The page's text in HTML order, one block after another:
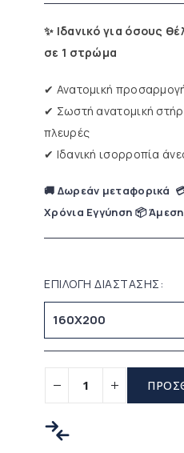
✨ Ιδανικό για όσους
σε 1 στρώμα
✔ Ανατομική
✔ Σωστή ανατομική
πλευρές
✔ Ιδανική ισορροπία
🚚 Δωρεάν μεταφορικά
Χρόνια Εγγύηση 📦
ΕΠΙΛΟΓΗ ΔΙΑΣΤΑΣΗΣ